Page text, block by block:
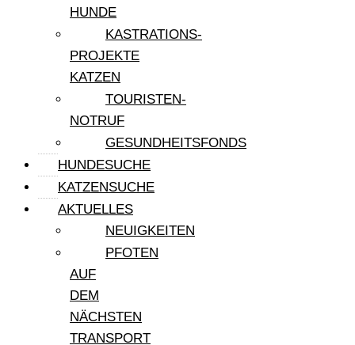
HUNDE
KASTRATIONS-
PROJEKTE
KATZEN
TOURISTEN-
NOTRUF
GESUNDHEITSFONDS
HUNDESUCHE
KATZENSUCHE
AKTUELLES
NEUIGKEITEN
PFOTEN
AUF
DEM
NÄCHSTEN
TRANSPORT